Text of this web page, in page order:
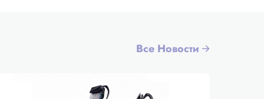
Все Новости